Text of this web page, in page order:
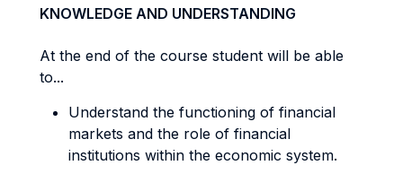
KNOWLEDGE AND UNDERSTANDING
At the end of the course student will be able
to...
Understand the functioning of financial
markets and the role of financial
institutions within the economic system.